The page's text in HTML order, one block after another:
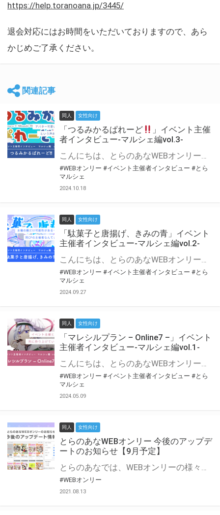
https://help.toranoana.jp/3445/
退会対応にはお時間をいただいておりますので、あら
かじめご了承ください。
関連記事
同人 女性向け
「つるみかるぱれーど
」イベント主催
者インタビュー-マルシェ編vol.3-
こんにちは、とらのあなWEBオンリー運営スタッフです。 新たにお届けする、イベント主催者インタビュー-マルシェ編-は、 とらのあなWEBオンリー「マルシェ」をご利用した主催様に 「マルシェ」を使って開催した感想や心がけをお聞きする企画です。 今回は、WEBオンリー初開催「つるみかるぱれーど
#WEBオンリー #イベント主催者インタビュー #とら
マルシェ
2024.10.18
同人 女性向け
「駄菓子と唐揚げ、きみの青」イベント
主催者インタビュー-マルシェ編vol.2-
こんにちは、とらのあなWEBオンリー運営スタッフです。 新たにお届けする、イベント主催者インタビュー-マルシェ編-は、 とらのあなWEBオンリー「マルシェ」をご利用の主催様に 「マルシェ」を使ってイベントを開催した感想や心がけをお聞きする企画です。 今回は、WEBオンリー初開催「駄菓子と唐揚げ、きみの青」より、 主催のぎこ六屋様にお話を伺いました。 協力：ぎこ六屋様／イベント公式Twitter（@krkgwks） とらのあなWEBオンリー「マルシェ」とは？ WEBオンリーでリアルタイムでコミュニケーションがとれるオンライン会場です。
#WEBオンリー #イベント主催者インタビュー #とら
マルシェ
2024.09.27
同人 女性向け
「マレシルプラン – Online7 –」イベント
主催者インタビュー-マルシェ編vol.1-
こんにちは、とらのあなWEBオンリー運営スタッフです。 新たにお届けする、イベント主催者インタビュー-マルシェ編-は、 とらのあなWEBオンリー「マルシェ」をご利用した主催様に 「マルシェ」を使って開催した感想や心がけをお聞きする企画です。 今回は、WEBオンリー開催7回目迎えた「マレシルプラン – Online7 –」より、 主催の玉川うた様にお話を伺いました。 ▼マレシルプランのインタビュー前回記事 「イベント主催者インタビュー vol.6」はこちら 協力：玉川うた様（マレシルプラン実行委員会 代表）／イベント公式Twitter（@mallesil_plan） とらのあなWEBオンリー「マルシェ」とは？ WEBオンリーでリアルタイムでコミュニケーションがとれるオンライン会場です。
#WEBオンリー #イベント主催者インタビュー #とら
マルシェ
2024.05.09
同人 女性向け
とらのあなWEBオンリー 今後のアップデ
ートのお知らせ【9月予定】
とらのあなでは、WEBオンリーの様々な支援を実施しています。 今回は2021年9月に実装を予定しているアップデート情報についてご紹介いたします。 とらのあなWEBオンリーサイトはこちら
#WEBオンリー
2021.08.13